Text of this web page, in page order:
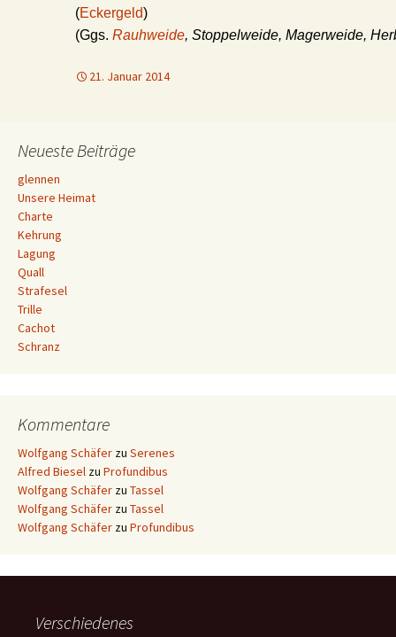
(Eckergeld)
(Ggs. Rauhweide, Stoppelweide, Magerweide,
21. Januar 2014
Neueste Beiträge
glennen
Unsere Heimat
Charte
Kehrung
Lagung
Quall
Strafesel
Trille
Cachot
Schranz
Kommentare
Wolfgang Schäfer zu Serenes
Alfred Biesel zu Profundibus
Wolfgang Schäfer zu Tassel
Wolfgang Schäfer zu Tassel
Wolfgang Schäfer zu Profundibus
Verschiedenes